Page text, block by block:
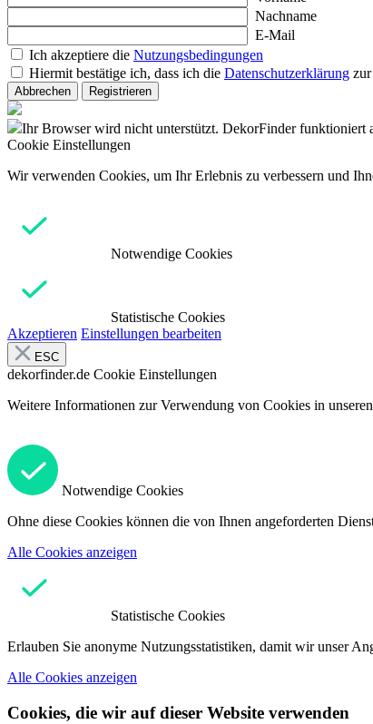
Nachname
E-Mail
Ich akzeptiere die Nutzungsbedingungen
Hiermit bestätige ich, dass ich die Datenschutzerklärung
Abbrechen Registrieren
Ihr Browser wird nicht unterstützt. DekorFinder funktioniert
Cookie Einstellungen
Wir verwenden Cookies, um Ihr Erlebnis zu verbessern und
Notwendige Cookies
Statistische Cookies
Akzeptieren Einstellungen bearbeiten
ESC
dekorfinder.de Cookie Einstellungen
Weitere Informationen zur Verwendung von Cookies in
Notwendige Cookies
Ohne diese Cookies können die von Ihnen angeforderten
Alle Cookies anzeigen
Statistische Cookies
Erlauben Sie anonyme Nutzungsstatistiken, damit wir unser
Alle Cookies anzeigen
Cookies, die wir auf dieser Website verwenden